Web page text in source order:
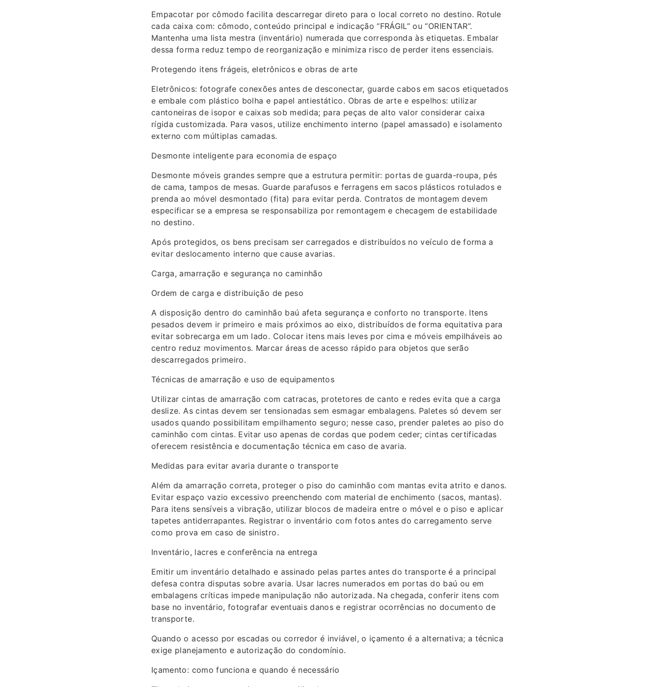
Empacotar por cômodo facilita descarregar direto para o local correto no destino. Rotule
cada caixa com: cômodo, conteúdo principal e indicação “FRÁGIL” ou “ORIENTAR”.
Mantenha uma lista mestra (inventário) numerada que corresponda às etiquetas. Embalar
dessa forma reduz tempo de reorganização e minimiza risco de perder itens essenciais.
Protegendo itens frágeis, eletrônicos e obras de arte
Eletrônicos: fotografe conexões antes de desconectar, guarde cabos em sacos etiquetados
e embale com plástico bolha e papel antiestático. Obras de arte e espelhos: utilizar
cantoneiras de isopor e caixas sob medida; para peças de alto valor considerar caixa
rígida customizada. Para vasos, utilize enchimento interno (papel amassado) e isolamento
externo com múltiplas camadas.
Desmonte inteligente para economia de espaço
Desmonte móveis grandes sempre que a estrutura permitir: portas de guarda-roupa, pés
de cama, tampos de mesas. Guarde parafusos e ferragens em sacos plásticos rotulados e
prenda ao móvel desmontado (fita) para evitar perda. Contratos de montagem devem
especificar se a empresa se responsabiliza por remontagem e checagem de estabilidade
no destino.
Após protegidos, os bens precisam ser carregados e distribuídos no veículo de forma a
evitar deslocamento interno que cause avarias.
Carga, amarração e segurança no caminhão
Ordem de carga e distribuição de peso
A disposição dentro do caminhão baú afeta segurança e conforto no transporte. Itens
pesados devem ir primeiro e mais próximos ao eixo, distribuídos de forma equitativa para
evitar sobrecarga em um lado. Colocar itens mais leves por cima e móveis empilháveis ao
centro reduz movimentos. Marcar áreas de acesso rápido para objetos que serão
descarregados primeiro.
Técnicas de amarração e uso de equipamentos
Utilizar cintas de amarração com catracas, protetores de canto e redes evita que a carga
deslize. As cintas devem ser tensionadas sem esmagar embalagens. Paletes só devem ser
usados quando possibilitam empilhamento seguro; nesse caso, prender paletes ao piso do
caminhão com cintas. Evitar uso apenas de cordas que podem ceder; cintas certificadas
oferecem resistência e documentação técnica em caso de avaria.
Medidas para evitar avaria durante o transporte
Além da amarração correta, proteger o piso do caminhão com mantas evita atrito e danos.
Evitar espaço vazio excessivo preenchendo com material de enchimento (sacos, mantas).
Para itens sensíveis a vibração, utilizar blocos de madeira entre o móvel e o piso e aplicar
tapetes antiderrapantes. Registrar o inventário com fotos antes do carregamento serve
como prova em caso de sinistro.
Inventário, lacres e conferência na entrega
Emitir um inventário detalhado e assinado pelas partes antes do transporte é a principal
defesa contra disputas sobre avaria. Usar lacres numerados em portas do baú ou em
embalagens críticas impede manipulação não autorizada. Na chegada, conferir itens com
base no inventário, fotografar eventuais danos e registrar ocorrências no documento de
transporte.
Quando o acesso por escadas ou corredor é inviável, o içamento é a alternativa; a técnica
exige planejamento e autorização do condomínio.
Içamento: como funciona e quando é necessário